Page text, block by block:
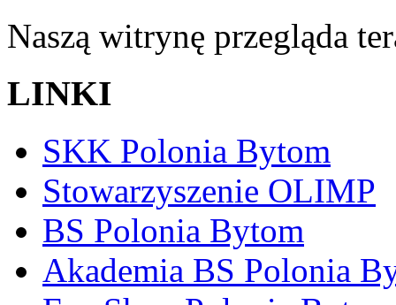
Naszą witrynę przegląda
LINKI
SKK Polonia Bytom
Stowarzyszenie OLIMP
BS Polonia Bytom
Akademia BS Polonia